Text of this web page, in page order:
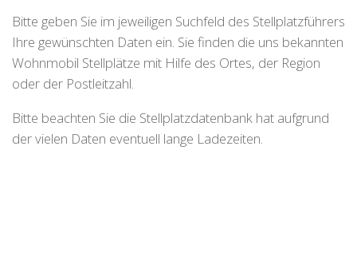
Bitte geben Sie im jeweiligen Suchfeld des Stellplatzführers
Ihre gewünschten Daten ein. Sie finden die uns bekannten
Wohnmobil Stellplätze mit Hilfe des Ortes, der Region
oder der Postleitzahl.
Bitte beachten Sie die Stellplatzdatenbank hat aufgrund
der vielen Daten eventuell lange Ladezeiten.